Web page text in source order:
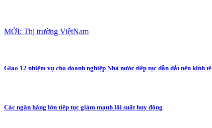
MỚI: Thị trường ViệtNam
Giao 12 nhiệm vụ cho doanh nghiệp Nhà nước tiếp tục dẫn dắt nền kinh tế
Các ngân hàng lớn tiếp tục giảm mạnh lãi suất huy động